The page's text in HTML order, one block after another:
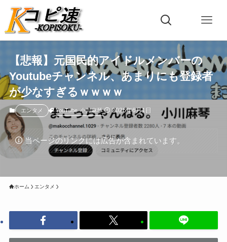
【悲報】元国民的アイドルメンバーの
Youtubeチャンネル、あまりにも登録者
が少なすぎるｗｗｗｗ
エンタメ YouTube 小川麻琴 2026年6月1日
当ページのリンクには広告が含まれています。
ホーム エンタメ